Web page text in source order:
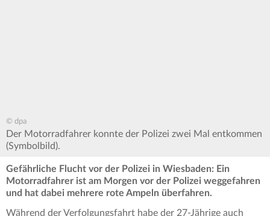
© dpa
Der Motorradfahrer konnte der Polizei zwei Mal entkommen
(Symbolbild).
Gefährliche Flucht vor der Polizei in Wiesbaden: Ein
Motorradfahrer ist am Morgen vor der Polizei weggefahren
und hat dabei mehrere rote Ampeln überfahren.
Während der Verfolgungsfahrt habe der 27-Jährige auch